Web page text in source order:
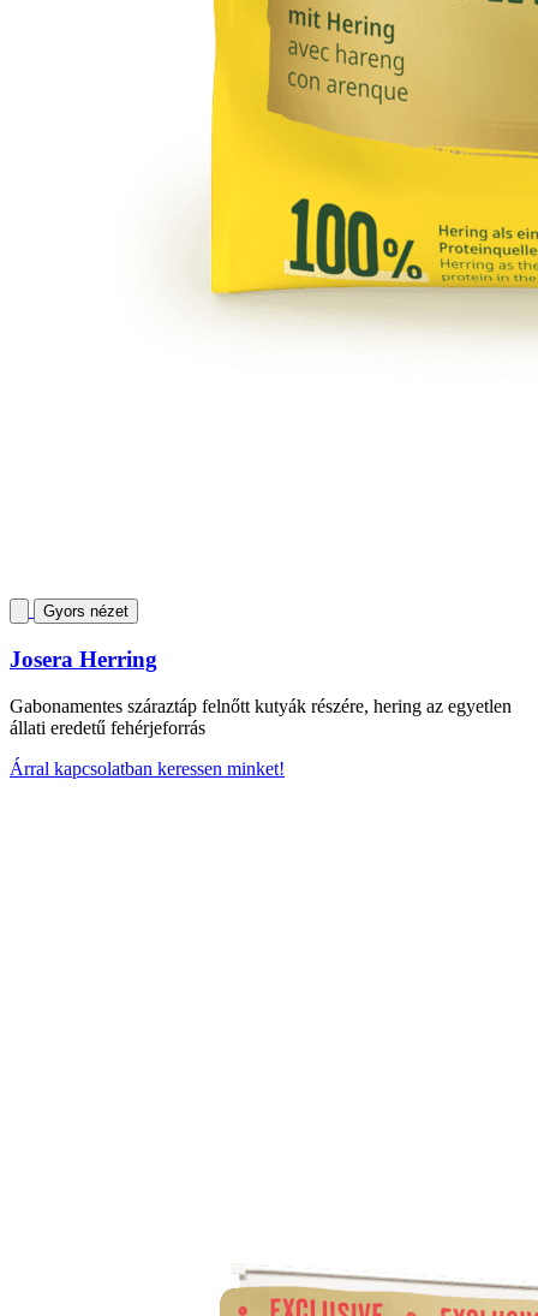
Gyors nézet
Josera Herring
Gabonamentes száraztáp felnőtt kutyák részére, hering az egyetlen
állati eredetű fehérjeforrás
Árral kapcsolatban keressen minket!